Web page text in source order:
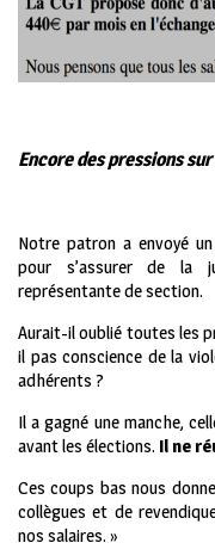
Encore des pressions
Notre patron a envoyé
pour s’assurer de la
représentante de section.
Aurait-il oublié toutes les
il pas conscience de la
adhérents ?
Il a gagné une manche,
avant les élections. Il ne
Ces coups bas nous
collègues et de
nos salaires. »